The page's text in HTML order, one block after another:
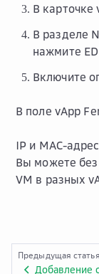
В карточке
В разделе
нажмите
Включите
В поле vApp
IP и MAC-
Вы можете
VM в разных
Предыдущая статья